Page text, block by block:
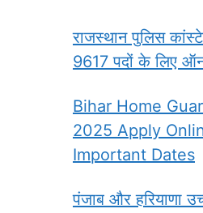
राजस्थान पुलिस
9617 पदों के लिए
Bihar Home
2025 Apply
Important Dates
पंजाब और हरियाणा